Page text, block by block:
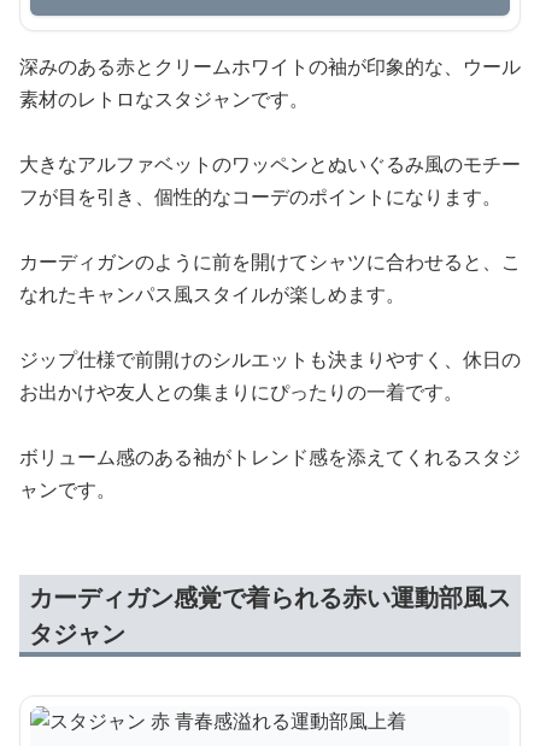
深みのある赤とクリームホワイトの袖が印象的な、ウール
素材のレトロなスタジャンです。
大きなアルファベットのワッペンとぬいぐるみ風のモチー
フが目を引き、個性的なコーデのポイントになります。
カーディガンのように前を開けてシャツに合わせると、こ
なれたキャンパス風スタイルが楽しめます。
ジップ仕様で前開けのシルエットも決まりやすく、休日の
お出かけや友人との集まりにぴったりの一着です。
ボリューム感のある袖がトレンド感を添えてくれるスタジ
ャンです。
カーディガン感覚で着られる赤い運動部風ス
タジャン